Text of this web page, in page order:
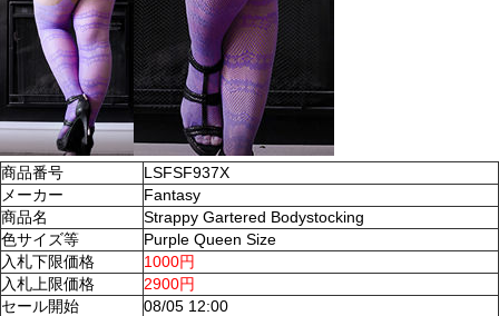
商品番号
LSFSF937X
メーカー
Fantasy
商品名
Strappy Gartered Bodystocking
色サイズ等
Purple Queen Size
入札下限価格
1000円
入札上限価格
2900円
セール開始
08/05 12:00